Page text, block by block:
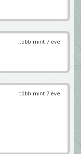
több mint 7 éve
több mint 7 éve